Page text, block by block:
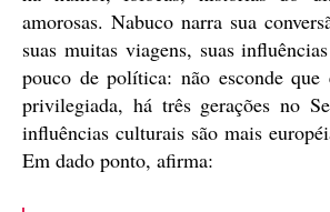
amorosas. Nabuco narra sua
suas muitas viagens, suas
pouco de política: não esconde
privilegiada, há três gerações no
influências culturais são mais
Em dado ponto, afirma: